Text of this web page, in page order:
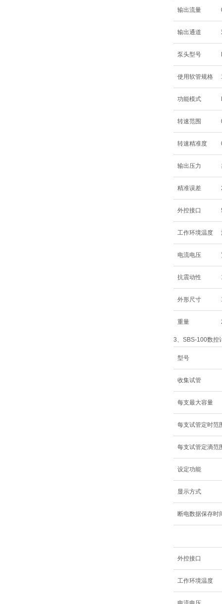
输出流量
输出通道
泵头型号
使用软管规格
功能模式
转速范围
转速精准度
输出压力
精准误差
外控接口
工作环境温度
电流电压
抗震动性
外形尺寸
重量
3、SBS-100数控
型号
收集试管
每支最大容量
每支试管定时范
每支试管定滴范
设定功能
显示方式
断电数据保存时
外控接口
工作环境温度